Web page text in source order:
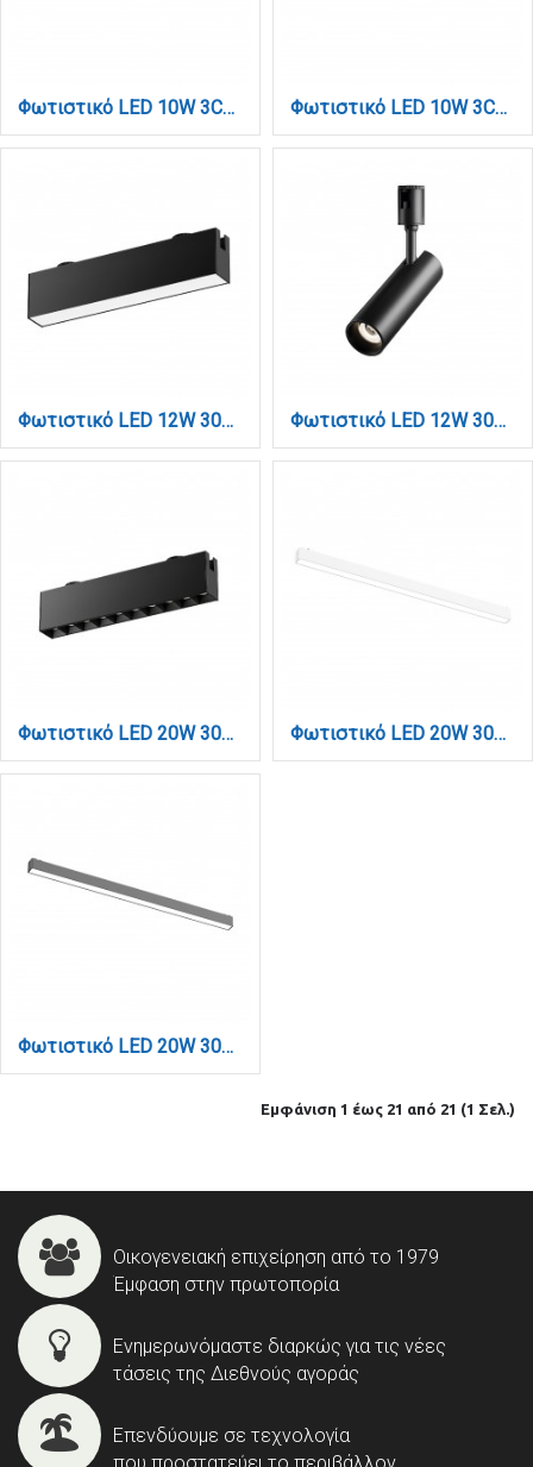
Φωτιστικό LED 10W 3CCT για Ultra-Thin μαγνητική ράγα σε λευκή απόχρωση (by tuya and zigbee) D:31,5cmX2,4cm (T04705-WH) Φωτιστικό LED 10W 3CCT για Ultra-Thin μαγνητική ράγα σε μαύρη απόχρωση (by tuya and zigbee) D:31,5cmX2,4cm (T04705-BL)
Φωτιστικό LED 12W 3000K για Chandler Track μαύρη απόχρωση D:3,4cmx6,5cmx26,8cm (13C-00061) Φωτιστικό LED 12W 3000K για Chandler Track μαύρη απόχρωση D:4,8cmx15cmx22cm (13C-00021)
Φωτιστικό LED 20W 3000K για Chandler Track μαύρη απόχρωση D:3,4cmx6,5cmx26,8cm (13C-00051) Φωτιστικό LED 20W 3000K για Ultra-Thin μαγνητική ράγα σε λευκή απόχρωση D:61,5cmX2,4cm (T03101-WH)
Φωτιστικό LED 20W 3000K για Ultra-Thin μαγνητική ράγα σε μαύρη απόχρωση D:61,5cmX2,4cm (T03101-BL)
Εμφάνιση 1 έως 21 από 21 (1 Σελ.)
Οικογενειακή επιχείρηση από το 1979
Έμφαση στην πρωτοπορία
Ενημερωνόμαστε διαρκώς για τις νέες
τάσεις της Διεθνούς αγοράς
Επενδύουμε σε τεχνολογία
που προστατεύει το περιβάλλον